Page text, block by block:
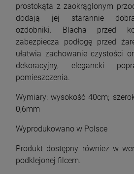
szt.
DO KOSZYKA
DO KOSZYKA
prostokąta z zaokrąglonym
dodają jej starannie
ozdobniki. Blacha przed
zabezpiecza podłogę przed
ułatwia zachowanie czystości
dekoracyjny, elegancki
pomieszczenia.
Wymiary: wysokość 40cm;
0,6mm
Wyprodukowano w Polsce
Produkt dostępny również w
podklejonej filcem.